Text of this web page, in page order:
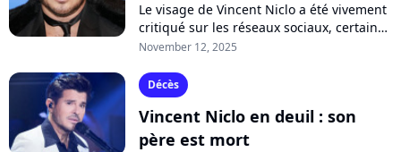
Le visage de Vincent Niclo a été vivement
critiqué sur les réseaux sociaux, certains
le jugeant méconnaissable et accusant le
November 12, 2025
Décès
Vincent Niclo en deuil : son
père est mort